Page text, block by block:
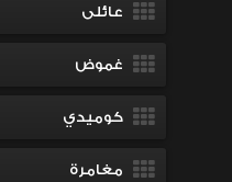
عائلى
غموض
كوميدي
مغامرة